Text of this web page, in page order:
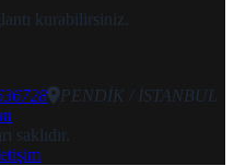
kurabilirsiniz.
PENDİK / İSTANBUL
saklıdır.